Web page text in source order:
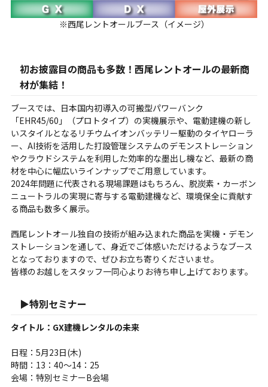
※西尾レントオールブース（イメージ）
初お披露目の商品も多数！西尾レントオールの最新商
材が集結！
ブースでは、日本国内初導入の可搬型パワーバンク
「EHR45/60」（プロトタイプ）の実機展示や、電動建機の新し
いスタイルとなるリチウムイオンバッテリー駆動のタイヤローラ
ー、AI技術を活用した打設管理システムのデモンストレーション
やクラウドシステムを利用した効率的な墨出し機など、最新の商
材を中心に幅広いラインナップでご用意しています。
2024年問題に代表される現場課題はもちろん、脱炭素・カーボン
ニュートラルの実現に寄与する電動建機など、環境保全に貢献す
る商品も数多く展示。
西尾レントオール独自の技術が組み込まれた商品を実機・デモン
ストレーションを通して、身近でご体感いただけるようなブース
となっておりますので、ぜひお立ち寄りくださいませ。
皆様のお越しをスタッフ一同心よりお待ち申し上げております。
▶特別セミナー
タイトル：GX建機レンタルの未来
日程：5月23日(木)
時間：13：40～14：25
会場：特別セミナーB会場